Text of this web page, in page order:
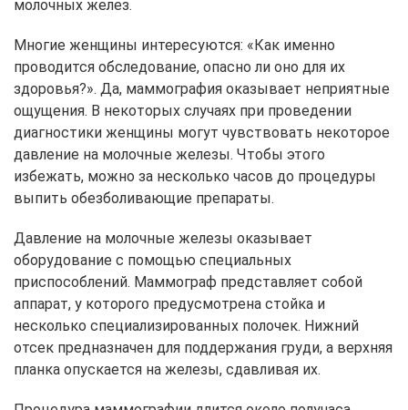
молочных желез.
Многие женщины интересуются: «Как именно
проводится обследование, опасно ли оно для их
здоровья?». Да, маммография оказывает неприятные
ощущения. В некоторых случаях при проведении
диагностики женщины могут чувствовать некоторое
давление на молочные железы. Чтобы этого
избежать, можно за несколько часов до процедуры
выпить обезболивающие препараты.
Давление на молочные железы оказывает
оборудование с помощью специальных
приспособлений. Маммограф представляет собой
аппарат, у которого предусмотрена стойка и
несколько специализированных полочек. Нижний
отсек предназначен для поддержания груди, а верхняя
планка опускается на железы, сдавливая их.